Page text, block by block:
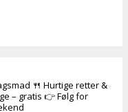
🍴 Hurtige retter &
– gratis 👉 Følg for